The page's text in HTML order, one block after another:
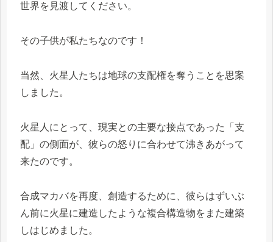
世界を見渡してください。
その子供が私たちなのです！
当然、火星人たちは地球の支配権を奪うことを思案
しました。
火星人にとって、現実との主要な接点であった「支
配」の側面が、彼らの怒りに合わせて沸きあがって
来たのです。
合成マカバを再度、創造するために、彼らはずいぶ
ん前に火星に建造したような複合構造物をまた建築
しはじめました。